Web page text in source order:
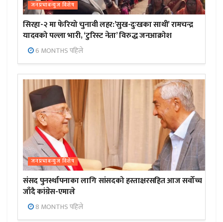
जनप्रभाबन्युज विशेष
सिरहा-२ मा फेरियो चुनावी लहर:’सुख-दुःखका साथी’ रामचन्द्र
यादवको पल्ला भारी, ‘टुरिस्ट नेता’ विरुद्ध जनआक्रोश
6 MONTHS पहिले
जनप्रभाबन्युज विशेष
संसद पुनर्स्थापनाका लागि सांसदको हस्ताक्षरसहित आज सर्वोच्च
जाँदै कांग्रेस-एमाले
8 MONTHS पहिले